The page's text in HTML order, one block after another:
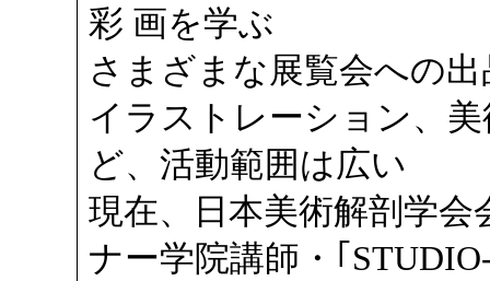
彩 画を学ぶ
さまざまな展覧会への
イラストレーション、
ど、活動範囲は広い
現在、日本美術解剖学会
ナー学院講師・｢